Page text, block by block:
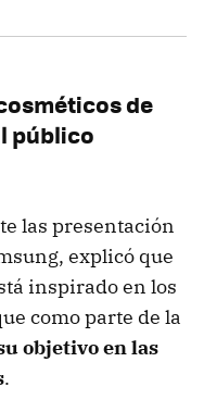
de
público
las presentación
explicó que
inspirado en los
como parte de la
objetivo en las
.